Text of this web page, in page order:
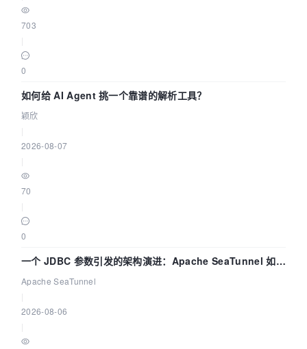
703
0
如何给 AI Agent 挑一个靠谱的解析工具？
颖欣
2026-08-07
70
0
一个 JDBC 参数引发的架构演进：Apache SeaTunnel 如何
解决数据同步中的“定时 Flush”难题
Apache SeaTunnel
2026-08-06